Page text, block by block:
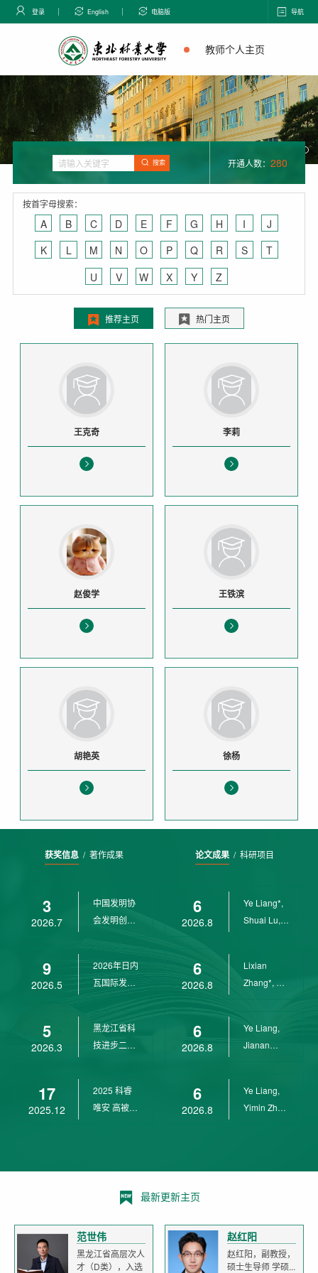
登录 English 电脑版 导航
教师个人主页
搜索 开通人数： 280
按首字母搜索：
A B C D E F G H I
J
K
L M N O P Q R S
T
U
V W X Y Z
推荐主页 热门主页
王克奇 李莉
赵俊学 王铁滨
胡艳英 徐杨
获奖信息/ 著作成果
3
2026.7
中国发明协
会发明创业
9
2026.5
2026年日内
瓦国际发明
5
2026.3
黑龙江省科
技进步二等
17
2025.12
2025 科睿
唯安 高被引
论文成果/ 科研项目
6
2026.8
Ye Liang*,
Shuai Lu,
6
2026.8
Lixian
Zhang*, Ye
6
2026.8
Ye Liang,
Jianan
6
2026.8
Ye Liang,
Yimin Zhu,
最新更新主页
范世伟
黑龙江省高层次人
才（D类），入选
赵红阳
赵红阳，副教授，
硕士生导师 学硕...